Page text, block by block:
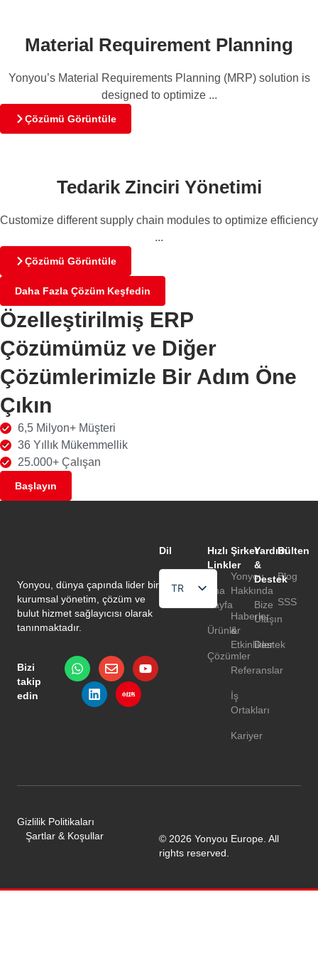
Material Requirement Planning
Yonyou’s Material Requirements Planning (MRP) solution is
designed to optimize ...
Çözümü Görüntüle
Tedarik Zinciri Yönetimi
Customize different supply chain modules to optimize efficiency
...
Çözümü Görüntüle
Daha Fazla Çözüm Keşfedin
Özelleştirilmiş ERP
Çözümümüz ve Diğer
Çözümlerimizle Bir Adım Öne
Çıkın
6,5 Milyon+ Müşteri
36 Yıllık Mükemmellik
25.000+ Çalışan
Başlayın
Yonyou, dünya çapında lider bir
kurumsal yönetim, çözüm ve
bulut hizmet sağlayıcısı olarak
tanınmaktadır.
Bizi
takip
edin
Dil
TR
EN
Hızlı
Linkler
Ana
Sayfa
Ürünler
Çözümler
Şirket
Yonyou
Hakkında
Haberler
&
Etkinlikler
Referanslar
İş
Ortakları
Kariyer
Yardım
&
Destek
Bize
Ulaşın
Destek
Bülten
Blog
SSS
© 2026 Yonyou Europe. All
rights reserved.
Gizlilik Politikaları
Şartlar & Koşullar